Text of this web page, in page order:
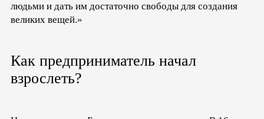
людьми и дать им достаточно свободы для создания
великих вещей.»
Как предприниматель начал
взрослеть?